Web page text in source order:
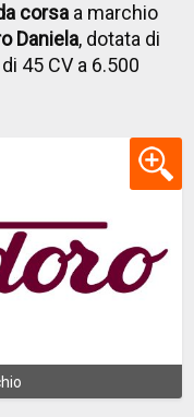
corsa a marchio
Daniela, dotata di
45 CV a 6.500